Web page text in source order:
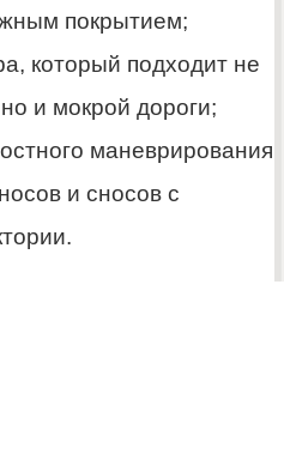
покрытием;
который подходит не
и мокрой дороги;
маневрирования
и сносов с